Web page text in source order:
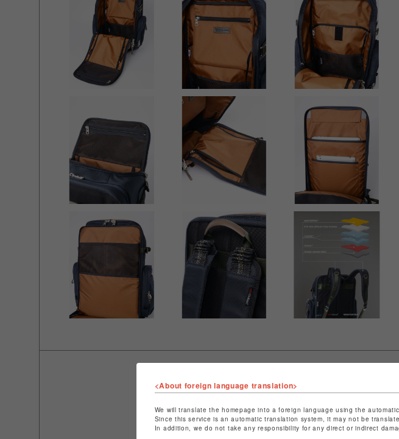
<About foreign language translation>
We will translate the homepage into a foreign language using the
Since this service is an automatic translation system, it may not be
In addition, we do not take any responsibility for any direct or indirect